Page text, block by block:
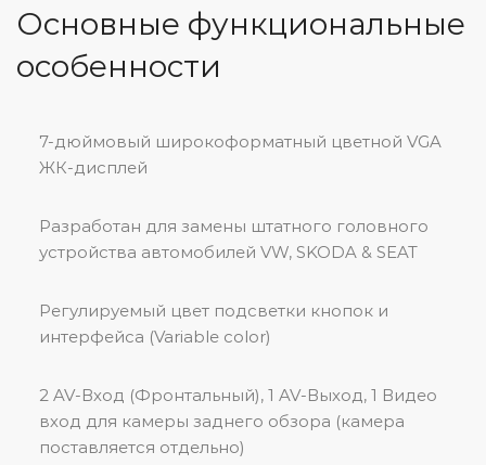
Основные функциональные
особенности
7-дюймовый широкоформатный цветной VGA
ЖК-дисплей
Разработан для замены штатного головного
устройства автомобилей VW, SKODA & SEAT
Регулируемый цвет подсветки кнопок и
интерфейса (Variable color)
2 AV-Вход (Фронтальный), 1 AV-Выход, 1 Видео
вход для камеры заднего обзора (камера
поставляется отдельно)